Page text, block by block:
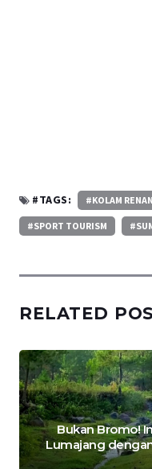
#TAGS: #KOLAM
#SPORT TOURISM
RELATED
Bukan Bromo!
Lumajang